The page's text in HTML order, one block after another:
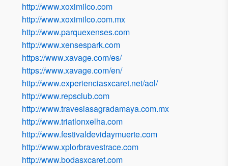
http://www.xoximilco.com
http://www.xoximilco.com.mx
http://www.parquexenses.com
http://www.xensespark.com
https://www.xavage.com/es/
https://www.xavage.com/en/
http://www.experienciasxcaret.net/aol/
http://www.repsclub.com
http://www.travesiasagradamaya.com.mx
http://www.triatlonxelha.com
http://www.festivaldevidaymuerte.com
http://www.xplorbravestrace.com
http://www.bodasxcaret.com